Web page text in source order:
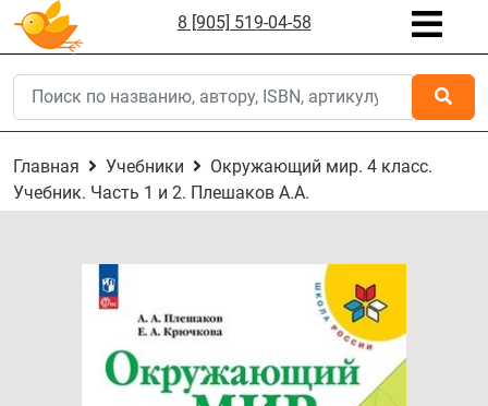
8 [905] 519-04-58
Главная Учебники
Окружающий мир. 4 класс.
Учебник. Часть 1 и 2. Плешаков А.А.